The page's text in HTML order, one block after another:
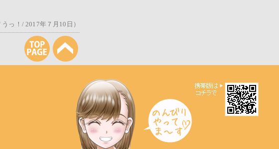
っ！/ 2017年７月10日）